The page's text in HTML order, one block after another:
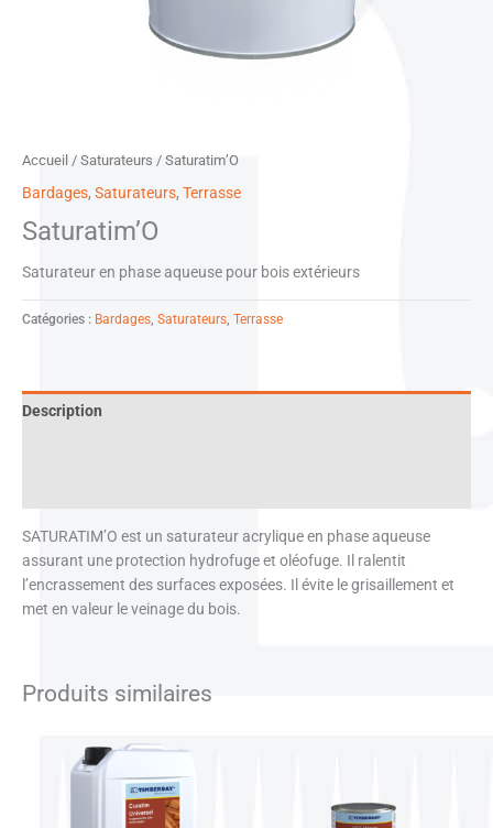
Accueil / Saturateurs / Saturatim’O
Bardages, Saturateurs, Terrasse
Saturatim’O
Saturateur en phase aqueuse pour bois extérieurs
Catégories : Bardages Saturateurs Terrasse
Description
SATURATIM’O est un saturateur acrylique en phase aqueuse
assurant une protection hydrofuge et oléofuge. Il ralentit
l’encrassement des surfaces exposées. Il évite le grisaillement et
met en valeur le veinage du bois.
Produits similaires